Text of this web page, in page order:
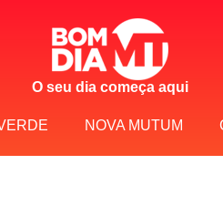
O seu dia começa aqui
NOVA MUTUM